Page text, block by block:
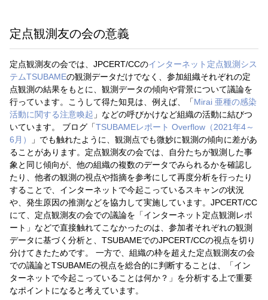
定点観測友の会の意義
定点観測友の会では、JPCERT/CCのインターネット定点観測シス
テムTSUBAMEの観測データだけでなく、参加組織それぞれの定
点観測の結果をもとに、観測データの傾向や背景について議論を
行っています。こうして得た知見は、例えば、「Mirai 亜種の感染
活動に関する注意喚起 」などの呼びかけなど組織の活動に結びつ
いています。 ブログ「TSUBAMEレポート Overflow（2021年4～
6月）
」でも触れたように、観測点でも微妙に観測の傾向に差があ
ることがあります。定点観測友の会では、自分たちが観測した事
象と同じ傾向が、他の組織の複数のデータでみられるかを確認し
たり、他者の観測の視点や指摘を参考にして再度分析を行ったり
することで、インターネットで今起こっているスキャンの状況
や、発生原因の推測などを協力して実施しています。JPCERT/CC
にて、定点観測友の会での議論を「インターネット定点観測レポ
ート」などで直接触れてこなかったのは、参加者それぞれの観測
データに基づく分析と、TSUBAMEでのJPCERT/CCの視点を切り
分けてきたためです。 一方で、組織の枠を超えた定点観測友の会
での議論とTSUBAMEの視点を総合的に判断することは、「イン
ターネットで今起こっていることは何か？」を分析する上で重要
なポイントになると考えています。